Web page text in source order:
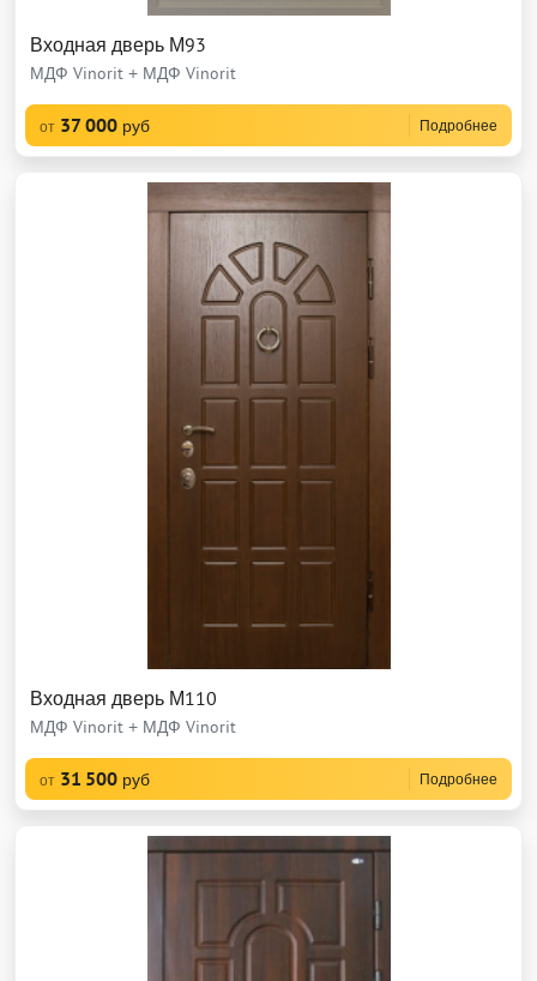
Входная дверь М93
МДФ Vinorit + МДФ Vinorit
от 37 000 руб Подробнее
Входная дверь М110
МДФ Vinorit + МДФ Vinorit
от 31 500 руб Подробнее